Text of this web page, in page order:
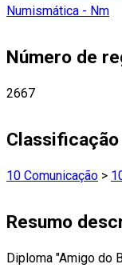
Numismática - Nm
Número de
2667
Classificação
10 Comunicação >
Resumo
Diploma "Amigo do